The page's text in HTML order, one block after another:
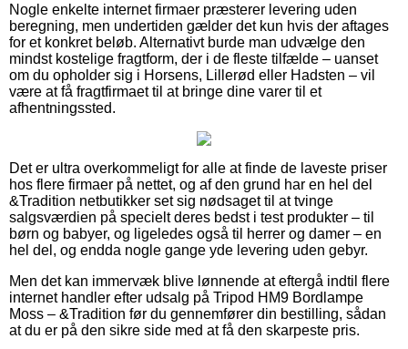
Nogle enkelte internet firmaer præsterer levering uden
beregning, men undertiden gælder det kun hvis der aftages
for et konkret beløb. Alternativt burde man udvælge den
mindst kostelige fragtform, der i de fleste tilfælde – uanset
om du opholder sig i Horsens, Lillerød eller Hadsten – vil
være at få fragtfirmaet til at bringe dine varer til et
afhentningssted.
Det er ultra overkommeligt for alle at finde de laveste priser
hos flere firmaer på nettet, og af den grund har en hel del
&Tradition netbutikker set sig nødsaget til at tvinge
salgsværdien på specielt deres bedst i test produkter – til
børn og babyer, og ligeledes også til herrer og damer – en
hel del, og endda nogle gange yde levering uden gebyr.
Men det kan immervæk blive lønnende at eftergå indtil flere
internet handler efter udsalg på Tripod HM9 Bordlampe
Moss – &Tradition før du gennemfører din bestilling, sådan
at du er på den sikre side med at få den skarpeste pris.